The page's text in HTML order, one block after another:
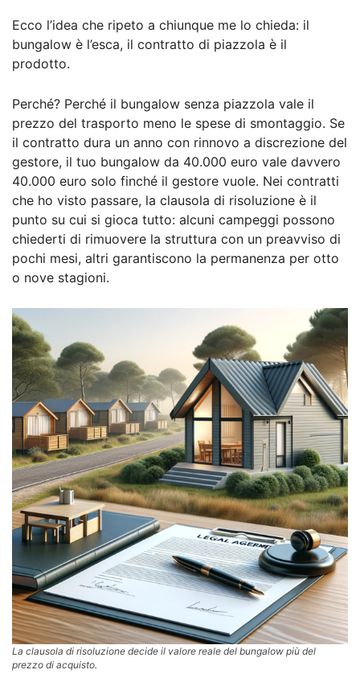
Ecco l’idea che ripeto a chiunque me lo chieda: il
bungalow è l’esca, il contratto di piazzola è il
prodotto.
Perché? Perché il bungalow senza piazzola vale il
prezzo del trasporto meno le spese di smontaggio. Se
il contratto dura un anno con rinnovo a discrezione del
gestore, il tuo bungalow da 40.000 euro vale davvero
40.000 euro solo finché il gestore vuole. Nei contratti
che ho visto passare, la clausola di risoluzione è il
punto su cui si gioca tutto: alcuni campeggi possono
chiederti di rimuovere la struttura con un preavviso di
pochi mesi, altri garantiscono la permanenza per otto
o nove stagioni.
La clausola di risoluzione decide il valore reale del bungalow più del
prezzo di acquisto.